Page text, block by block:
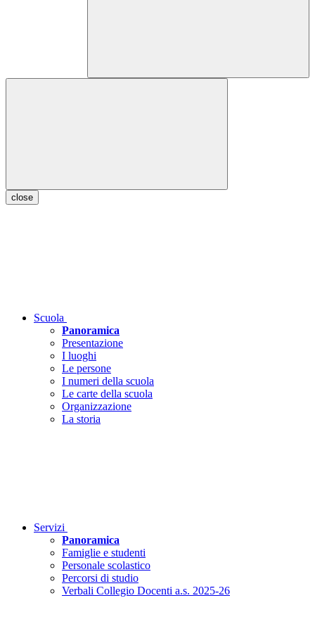
close
Scuola
Panoramica
Presentazione
I luoghi
Le persone
I numeri della scuola
Le carte della scuola
Organizzazione
La storia
Servizi
Panoramica
Famiglie e studenti
Personale scolastico
Percorsi di studio
Verbali Collegio Docenti a.s. 2025-26